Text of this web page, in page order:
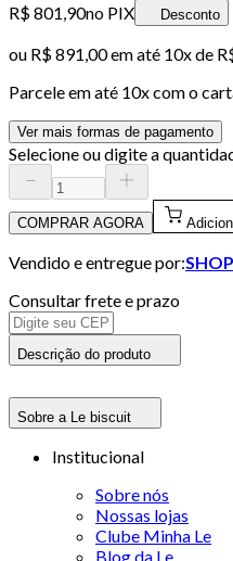
R$ 801,90no PIX Desconto
ou R$ 891,00em até 10x de
Parcele em até 10x com o
Ver mais formas de pagamento
Selecione ou digite a
COMPRAR AGORA
Vendido e entregue por:
Consultar frete e prazo
Descrição do produto
Sobre a Le biscuit
Institucional
Sobre nós
Nossas lojas
Clube Minha Le
Blog da Le